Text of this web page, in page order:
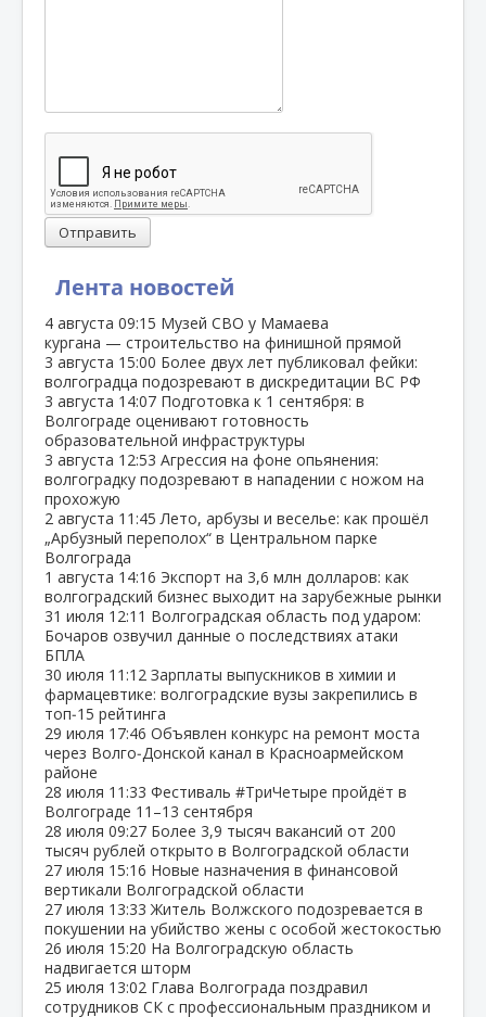
Лента новостей
4 августа 09:15 Музей СВО у Мамаева
кургана — строительство на финишной прямой
3 августа 15:00 Более двух лет публиковал фейки:
волгоградца подозревают в дискредитации ВС РФ
3 августа 14:07 Подготовка к 1 сентября: в
Волгограде оценивают готовность
образовательной инфраструктуры
3 августа 12:53 Агрессия на фоне опьянения:
волгоградку подозревают в нападении с ножом на
прохожую
2 августа 11:45 Лето, арбузы и веселье: как прошёл
„Арбузный переполох“ в Центральном парке
Волгограда
1 августа 14:16 Экспорт на 3,6 млн долларов: как
волгоградский бизнес выходит на зарубежные рынки
31 июля 12:11 Волгоградская область под ударом:
Бочаров озвучил данные о последствиях атаки
БПЛА
30 июля 11:12 Зарплаты выпускников в химии и
фармацевтике: волгоградские вузы закрепились в
топ‑15 рейтинга
29 июля 17:46 Объявлен конкурс на ремонт моста
через Волго‑Донской канал в Красноармейском
районе
28 июля 11:33 Фестиваль #ТриЧетыре пройдёт в
Волгограде 11–13 сентября
28 июля 09:27 Более 3,9 тысяч вакансий от 200
тысяч рублей открыто в Волгоградской области
27 июля 15:16 Новые назначения в финансовой
вертикали Волгоградской области
27 июля 13:33 Житель Волжского подозревается в
покушении на убийство жены с особой жестокостью
26 июля 15:20 На Волгоградскую область
надвигается шторм
25 июля 13:02 Глава Волгограда поздравил
сотрудников СК с профессиональным праздником и
Отправить